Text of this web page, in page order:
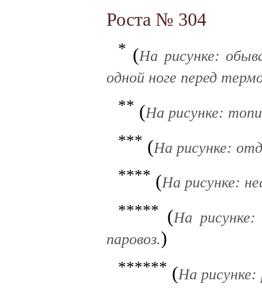
Роста № 304
* (На рисунке:
одной ноге перед
** (На рисунке:
*** (На рисунке:
**** (На рисунке:
***** (На рисунке:
паровоз.)
****** (На